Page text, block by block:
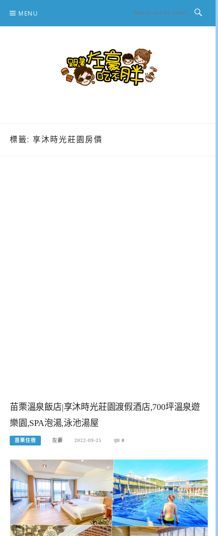
content
MENU
標籤: 享沐時光莊園房價
苗栗溫泉飯店|享沐時光莊園渡假酒店,700坪溫泉遊
樂園,SPA泡湯,泳池湯屋
苗栗住宿 左豪 2022-09-25 0